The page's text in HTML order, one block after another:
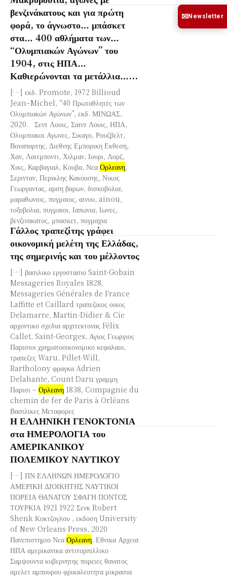
βενζινάκατους και για πρώτη
φορά, το άγνωστο… μπάσκετ
στα… 400 αθλήματα των…
“Ολυμπιακών Αγώνων” του
1904, στις ΗΠΑ…
Καθιερώνονται τα μετάλλια…...
[…] εκδ. Promote, 1972 Billioud
Jean–Michel, “40 Πρωταθλητές των
Ολυμπιακών Αγώνων”, εκδ. ΜΙΝΩΑΣ,
2020. Σεντ Λουις, Σαιντ Λουις, ΗΠΑ,
Ολυμπιακοι Αγωνες, Σικαγο, Ρουζβελτ,
Βοναπαρτης, Διεθνης Εμπορικη Εκθεση,
Χαν, Λαιτμποντι, Χιλμαν, Ιουρι, Λορζ,
Χικς, Καρβαγιαλ, Κουβα, Νεα Ορλεανη,
Σερινταν, Περικλης Κακουσης, Νικος
Γεωργαντας, αρση βαρων, δισκοβολια,
μαραθωνιος, πυγμαιος, αινου, ainou,
τοξοβολια, πυγμαιοι, Ιαπωνια, Ιωνες,
βενζινακατος, μπασκετ, πυγμαχια
Γάλλος τραπεζίτης γράφει
οικονομική μελέτη της Ελλάδας,
της σημερινής και του μέλλοντος
[…] βασιλικο εργοστασιο Saint-Gobain
Messageries Royales 1828,
Messageries Générales de France
Laffitte et Caillard τραπεζικος οικος
Delamarre, Martin-Didier & Cie
αρχοντικο σχεδια αρχιτεκτονας Félix
Callet, Saint-Georges, Αγιος Γεωργιος
Παρισιοι χρηματοοικονομικο κεφαλαιο,
τραπεζες Waru, Pillet-Will,
Bartholony φραγκα Adrien
Delahante, Count Daru γραμμη
Παρισι – Ορλεανη 1838, Compagnie du
chemin de fer de Paris à Orléans
Βασιλικες Μεταφορες
Η ΕΛΛΗΝΙΚΗ ΓΕΝΟΚΤΟΝΙΑ
στα ΗΜΕΡΟΛΟΓΙΑ του
ΑΜΕΡΙΚΑΝΙΚΟΥ
ΠΟΛΕΜΙΚΟΥ ΝΑΥΤΙΚΟΥ
[…] ΠΝ ΕΛΛΗΝΩΝ ΗΜΕΡΟΛΟΓΙΟ
ΑΜΕΡΙΚΗ ΔΙΟΙΚΗΤΗΣ ΝΑΥΤΙΚΟΙ
ΠΟΡΕΙΑ ΘΑΝΑΤΟΥ ΣΦΑΓΗ ΠΟΝΤΟΣ
ΤΟΥΡΚΙΑ 1921 1922 Σενκ Robert
Shenk Κοκτζογλου , εκδοση University
of New Orleans Press, 2020
Πανεπιστημιο Νεα Ορλεανη, Εθνικα Αρχεια
ΗΠΑ αμερικανικα αντιτορπιλλικο
Σαμψουντα κυβερνητης πορειες θανατος
αμελετ αμπουρου φρικαλεοτητα μικρασια
✉Newsletter